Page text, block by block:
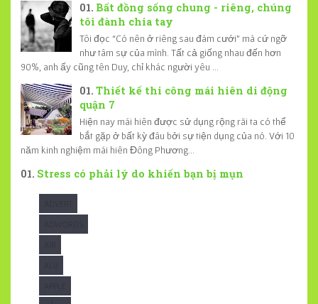
Bất đồng sống chung - riêng, chúng
tôi đành chia tay
Tôi đọc “Có nên ở riêng sau đám cưới” mà cứ ngỡ
như tâm sự của mình. Tất cả giống nhau đến hơn
90%, anh ấy cũng tên Duy, chỉ khác người yêu ...
Thiết kế thi công mái hiên di động
quận 7
Hiện nay mái hiên được sử dụng rộng rãi ta có thể
bắt gặp ở bất kỳ đâu bởi sự tiện dụng của nó. Với 10
năm kinh nghiệm mái hiên Đông Phương...
Stress có phải lý do khiến bạn bị mụn
ADVERT
ADWORDS
AIR
ALU
APPLE